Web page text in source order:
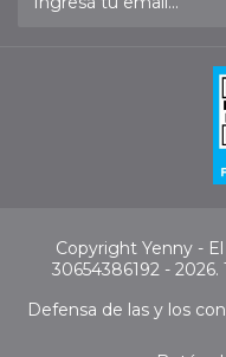
Copyright Yenny -
30654386192 -
Defensa de las y los